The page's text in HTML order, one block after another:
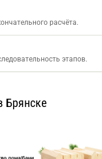
расчёта.
этапов.
Брянске